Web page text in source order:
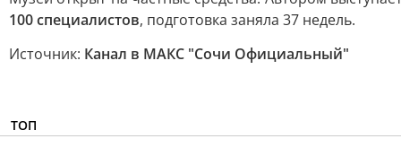
100 специалистов, подготовка заняла 37 недель.
Источник: Канал в МАКС "Сочи Официальный"
ТОП